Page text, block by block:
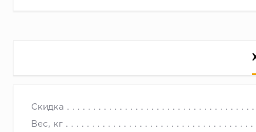
Скидка
Вес, кг